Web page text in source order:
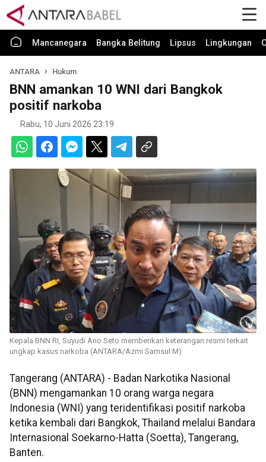
Mancanegara Bangka Belitung Lipsus Lingkungan
ANTARA Hukum
BNN amankan 10 WNI dari Bangkok
positif narkoba
Rabu, 10 Juni 2026 23:19
Kepala BNN RI, Suyudi Ario Seto memberikan keterangan resmi terkait
ungkap kasus narkoba (ANTARA/Azmi Samsul M)
Tangerang (ANTARA) - Badan Narkotika Nasional
(BNN) mengamankan 10 orang warga negara
Indonesia (WNI) yang teridentifikasi positif narkoba
ketika kembali dari Bangkok, Thailand melalui Bandara
Internasional Soekarno-Hatta (Soetta), Tangerang,
Banten.